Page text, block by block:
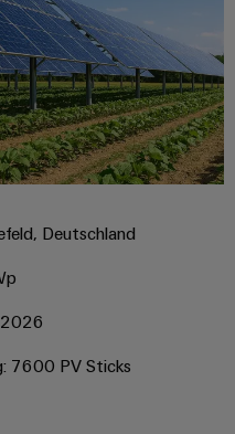
Deutschland
7600 PV Sticks